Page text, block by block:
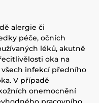
alergie či
péče, očních
léků, akutně
oka na
infekcí předního
V případě
onemocnění